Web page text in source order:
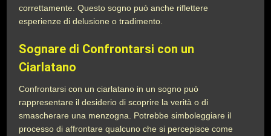
correttamente. Questo sogno può anche riflettere
esperienze di delusione o tradimento.
Sognare di Confrontarsi con un
Ciarlatano
Confrontarsi con un ciarlatano in un sogno può
rappresentare il desiderio di scoprire la verità o di
smascherare una menzogna. Potrebbe simboleggiare il
processo di affrontare qualcuno che si percepisce come